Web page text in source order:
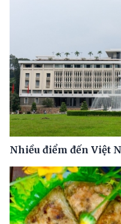
Nhiều điểm đến Việt